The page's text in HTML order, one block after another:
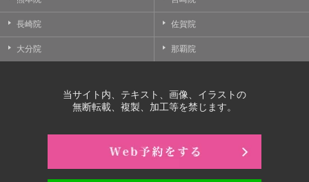
長崎院 佐賀院
大分院 那覇院
当サイト内、テキスト、画像、イラストの
無断転載、複製、加工等を禁じます。